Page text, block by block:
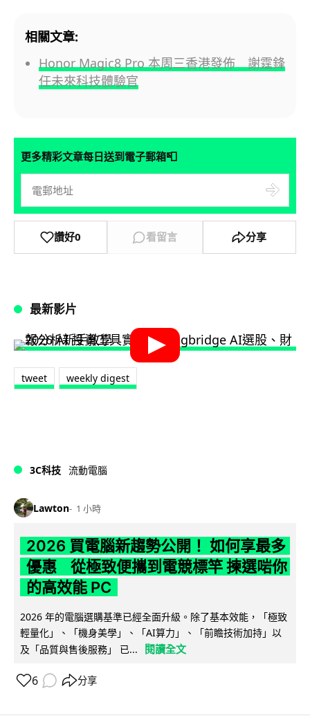
相關文章:
Honor Magic8 Pro 本周三香港發佈 謝霆鋒
任未來科技體驗官
更多精彩文章每日送到電子郵箱📮
讚好0 看留言 分享
最新影片
tweet weekly digest
3C科技 流動電腦
Lawton 1 小時
2026 買電腦新趨勢公開！ 如何享最多
優惠 從極致便攜到電競標竿 揀選啱你
的高效能 PC
2026 年的電腦選購基準已經全面升級。除了基本效能，「極致
輕量化」、「機身美學」、「AI算力」、「前瞻技術加持」以
及「品質與售後服務」 已...
閱讀全文
6 分享